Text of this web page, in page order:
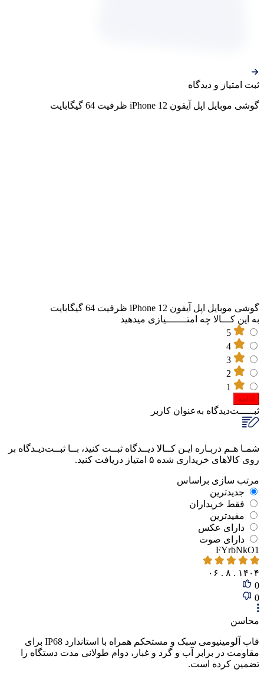
ثبت‌ امتیاز‌ و‌ دیدگاه
گوشی موبایل اپل آیفون iPhone 12 ظرفیت 64 گیگابایت
گوشی موبایل اپل آیفون iPhone 12 ظرفیت 64 گیگابایت
به این کـــالا چه امتـــــــیازی میدهید
ادامه
ثبـــــت‌دیدگاه به‌عنوان کاربر
شمـا هـم دربـاره ایـن کــالا دیــدگاه ثبــت کنید، بــا ثبــت‌دیـدگاه بر
روی کالاهای خریداری شده ۵ امتیاز دریافت کنید.
مرتب‌ سازی‌ بر‌اساس
جدیدترین
فقط‌ خریداران‌
مفیدترین
دارای‌ عکس
دارای‌ صوت
FYrbNkO1
۱۴۰۴ . ۸ . ۰۶
0
0
محاسن
قاب آلومینیومی سبک و مستحکم همراه با استاندارد IP68 برای
مقاومت در برابر آب و گرد و غبار، دوام طولانی ‌مدت دستگاه را
تضمین کرده است.